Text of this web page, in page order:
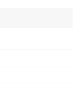
Phúc, P.Vạn